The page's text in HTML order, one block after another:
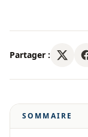
Partager :
SOMMAIRE